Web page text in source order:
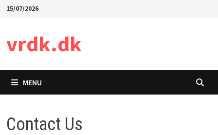
Skip15/07/2026
vrdk.dk
MENU
Contact Us